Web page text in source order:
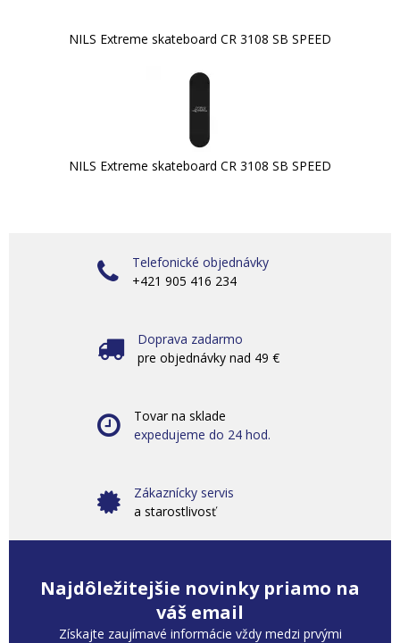
NILS Extreme skateboard CR 3108 SB SPEED
NILS Extreme skateboard CR 3108 SB SPEED
Telefonické objednávky
+421 905 416 234
Doprava zadarmo
pre objednávky nad 49 €
Tovar na sklade
expedujeme do 24 hod.
Zákaznícky servis
a starostlivosť
Najdôležitejšie novinky priamo na
váš email
Získajte zaujímavé informácie vždy medzi prvými